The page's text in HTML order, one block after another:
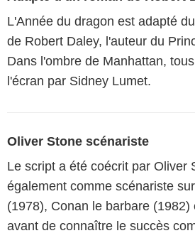
L'Année du dragon est adapté
de Robert Daley, l'auteur du
Dans l'ombre de Manhattan,
l'écran par Sidney Lumet.
Oliver Stone scénariste
Le script a été coécrit par Oliver
également comme scénariste
(1978), Conan le barbare (1982)
avant de connaître le succès